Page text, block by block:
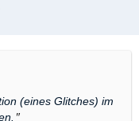
(eines Glitches) im
"